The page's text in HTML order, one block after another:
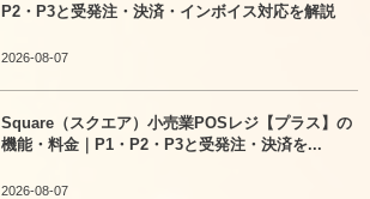
P2・P3と受発注・決済・インボイス対応を解説
2026-08-07
Square（スクエア）小売業POSレジ【プラス】の
機能・料金｜P1・P2・P3と受発注・決済を...
2026-08-07